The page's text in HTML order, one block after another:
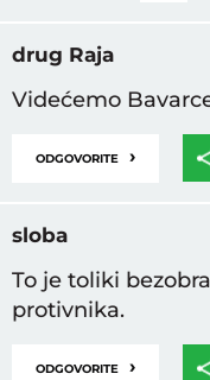
drug Raja
Videćemo
ODGOVORITE ›
sloba
To je toliki
protivnika.
ODGOVORITE ›